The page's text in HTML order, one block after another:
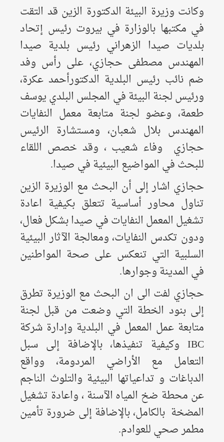
وكانت وزيرة البيئة الدكتورة الزين قد التقت
في مكتبها بالوزارة في بيروت رئيس إتحاد
بلديات صيدا الزهراني رئيس بلدية صيدا
المهندس مصطفى حجازي، على رأس وفد
ضم نائب رئيس البلدية الدكتورأحمد عكرة،
ورئيس لجنة البيئة في المجلس البلدي يوسف
طعمة، وعضو لجنة متابعة معمل النفايات
المهندس بلال شعبان، ومستشارة الرئيس
حجازي وفاء شعيب ، وقد خصص اللقاء
للبحث في المواضيع البيئية في صيدا.
حجازي اشار إلى أن البحث مع الوزيرة الزين
تناول محاور أساسية تتعلق بكيفية اعادة
تشغيل المعمل النفايات في صيدا بشكل فعال،
ودون تكدس النفايات، ومعالجة الآثار البيئية
السلبية التي تنعكس على صحة المواطنين
في المدينة وجوارها.
حجازي لفت الى ان البحث مع الوزيرة تطرق
إلى بنود الخطة التي وضعت من قبل لجنة
متابعة عمل المعمل في البلدية وإدارة شركة
IBC وكيفية تنفيذها، بالإضافة إلى سبل
التعامل مع الأراضي المردومة، وواقع
الدباغات و تداعياتها البيئية والتلوث الناجم
عن محطة ضخ المياه الآسنة ، واعادة تشغيل
المضخة بالكامل، بالإضافة إلى ضرورة تأمين
مطمر صحي للعوادم.